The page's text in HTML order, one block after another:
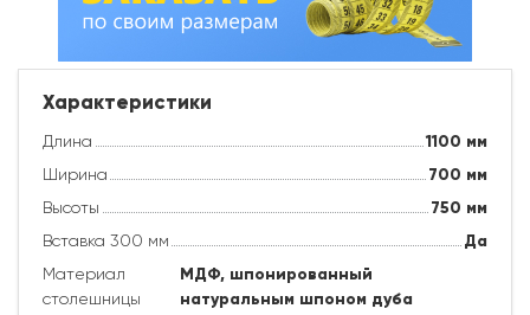
Характеристики
Длина 1100 мм
Ширина 700 мм
Высоты 750 мм
Вставка 300 мм Да
Материал
столешницы
МДФ, шпонированный
натуральным шпоном дуба